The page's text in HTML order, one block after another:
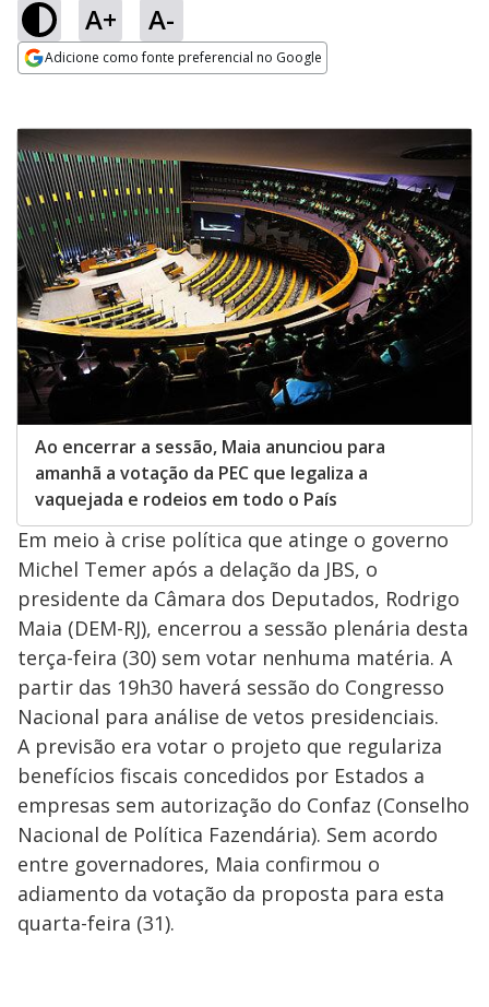
A+ A-
Adicione como fonte preferencial no Google
Ao encerrar a sessão, Maia anunciou para
amanhã a votação da PEC que legaliza a
vaquejada e rodeios em todo o País
Em meio à crise política que atinge o governo
Michel Temer após a delação da JBS, o
presidente da Câmara dos Deputados, Rodrigo
Maia (DEM-RJ), encerrou a sessão plenária desta
terça-feira (30) sem votar nenhuma matéria. A
partir das 19h30 haverá sessão do Congresso
Nacional para análise de vetos presidenciais.
A previsão era votar o projeto que regulariza
benefícios fiscais concedidos por Estados a
empresas sem autorização do Confaz (Conselho
Nacional de Política Fazendária). Sem acordo
entre governadores, Maia confirmou o
adiamento da votação da proposta para esta
quarta-feira (31).